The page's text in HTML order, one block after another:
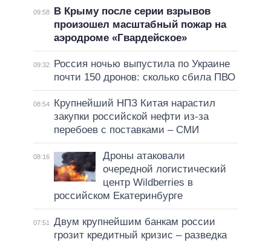
09:58
В Крыму после серии взрывов
произошел масштабный пожар на
аэродроме «Гвардейское»
09:32
Россия ночью выпустила по Украине
почти 150 дронов: сколько сбила ПВО
08:54
Крупнейший НПЗ Китая нарастил
закупки российской нефти из-за
перебоев с поставками – СМИ
08:16
Дроны атаковали
очередной логистический
центр Wildberries в
российском Екатеринбурге
07:51
Двум крупнейшим банкам россии
грозит кредитный кризис – разведка